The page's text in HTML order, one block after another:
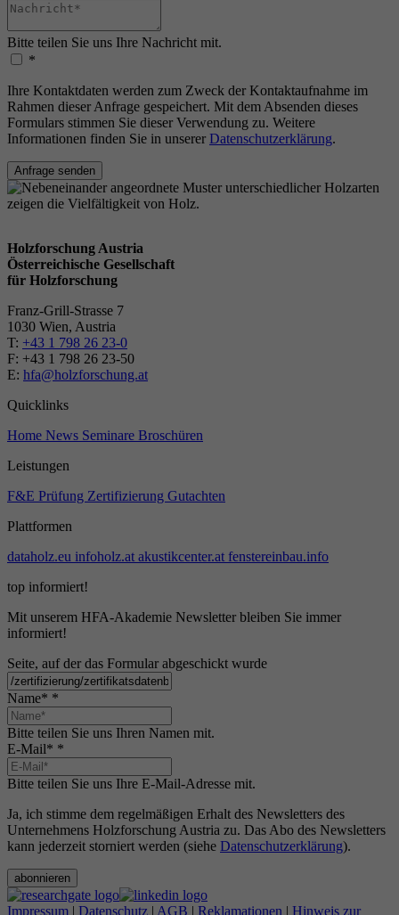
Bitte teilen Sie uns Ihre Nachricht mit.
*
Ihre Kontaktdaten werden zum Zweck der Kontaktaufnahme im
Rahmen dieser Anfrage gespeichert. Mit dem Absenden dieses
Formulars stimmen Sie dieser Verwendung zu. Weitere
Informationen finden Sie in unserer Datenschutzerklärung.
Anfrage senden
Holzforschung Austria
Österreichische Gesellschaft
für Holzforschung
Franz-Grill-Strasse 7
1030 Wien, Austria
T: +43 1 798 26 23-0
​​F: +43 1 798 26 23-50
E: hfa@holzforschung.at
Quicklinks
Home News Seminare Broschüren
Leistungen
F&E Prüfung Zertifizierung Gutachten
Plattformen
dataholz.eu infoholz.at akustikcenter.at fenstereinbau.info
top informiert!
Mit unserem HFA-Akademie Newsletter bleiben Sie immer
informiert!
Seite, auf der das Formular abgeschickt wurde
Name* *
Bitte teilen Sie uns Ihren Namen mit.
E-Mail* *
Bitte teilen Sie uns Ihre E-Mail-Adresse mit.
Ja, ich stimme dem regelmäßigen Erhalt des Newsletters des
Unternehmens Holzforschung Austria zu. Das Abo des Newsletters
kann jederzeit storniert werden (siehe Datenschutzerklärung).
abonnieren
Impressum | Datenschutz | AGB | Reklamationen | Hinweis zur